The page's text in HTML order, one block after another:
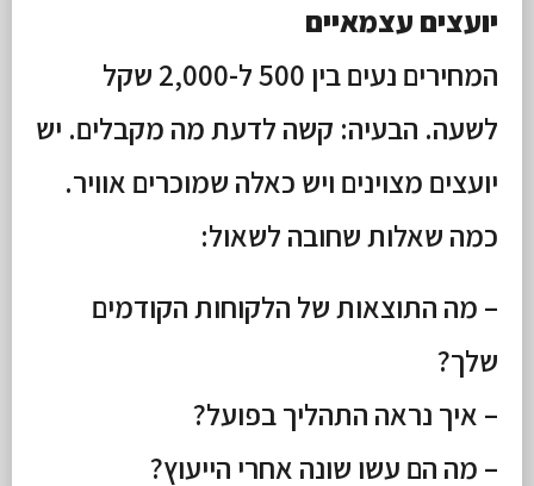
יועצים עצמאיים
המחירים נעים בין 500 ל-2,000 שקל
לשעה. הבעיה: קשה לדעת מה מקבלים. יש
יועצים מצוינים ויש כאלה שמוכרים אוויר.
כמה שאלות שחובה לשאול:
– מה התוצאות של הלקוחות הקודמים
שלך?
– איך נראה התהליך בפועל?
– מה הם עשו שונה אחרי הייעוץ?